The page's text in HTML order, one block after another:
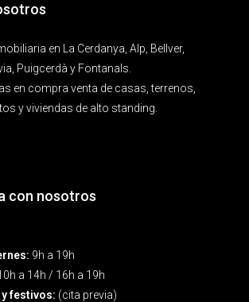
en La Cerdanya, Alp, Bellver,
Puigcerdà y Fontanals.
en compra venta de casas, terrenos,
y viviendas de alto standing.
con nosotros
9h a 19h
a 14h / 16h a 19h
festivos: (cita previa)